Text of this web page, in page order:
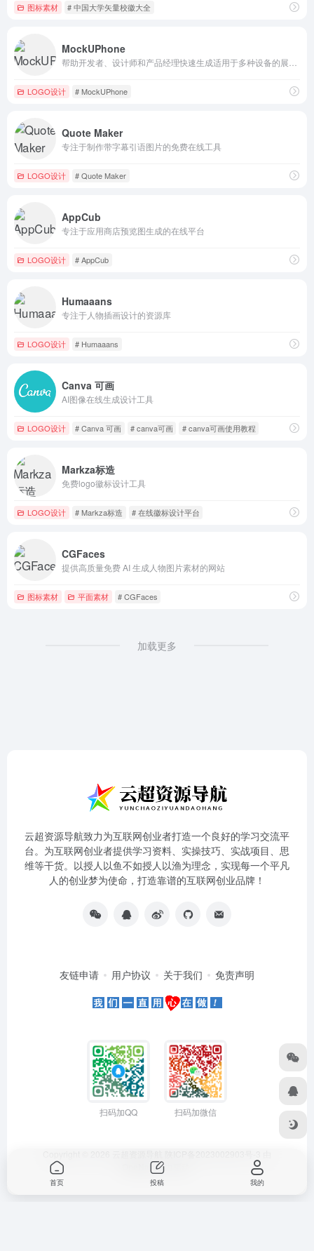
图标素材 # 中国大学矢量校徽大全
MockUPhone
LOGO设计 # MockUPhone
Quote Maker
专注于制作带字幕引语图片的免费在线工具
LOGO设计 # Quote Maker
AppCub
专注于应用商店预览图生成的在线平台
LOGO设计 # AppCub
Humaaans
专注于人物插画设计的资源库
LOGO设计 # Humaaans
Canva 可画
AI图像在线生成设计工具
LOGO设计 # Canva 可画 # canva可画 # canva可画使用教程
Markza标造
免费logo徽标设计工具
LOGO设计 # Markza标造 # 在线徽标设计平台
CGFaces
提供高质量免费 AI 生成人物图片素材的网站
图标素材 平面素材 # CGFaces
加载更多
云超资源导航致力为互联网创业者打造一个良好的学习交流平
台。为互联网创业者提供学习资料、实操技巧、实战项目、思
维等干货。以授人以鱼不如授人以渔为理念，实现每一个平凡
人的创业梦为使命，打造靠谱的互联网创业品牌！
友链申请 用户协议 关于我们 免责声明
扫码加QQ 扫码加微信
OneNav强力驱动
首页 投稿 我的